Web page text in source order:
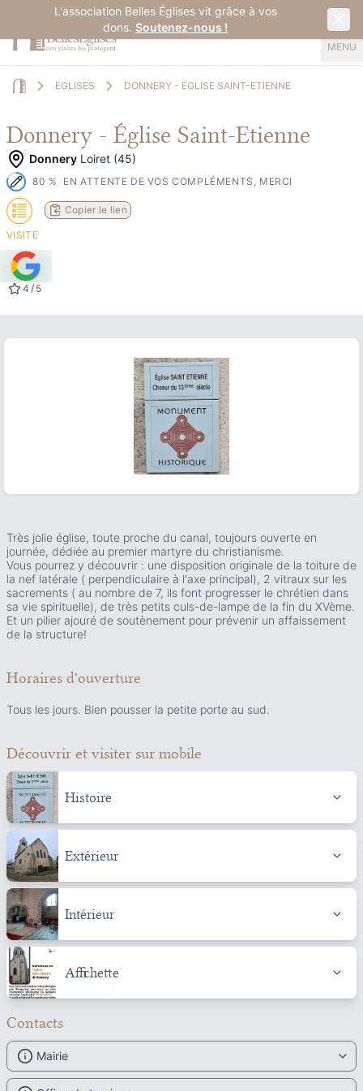
L'association Belles Églises vit grâce à vos
dons. Soutenez-nous !
MENU
EGLISES DONNERY - ÉGLISE SAINT-ETIENNE
Donnery - Église Saint-Etienne
Donnery Loiret (45)
80 % EN ATTENTE DE VOS COMPLÉMENTS, MERCI
VISITE
Copier le lien
4 / 5
Très jolie église, toute proche du canal, toujours ouverte en
journée, dédiée au premier martyre du christianisme.
Vous pourrez y découvrir : une disposition originale de la toiture de
la nef latérale ( perpendiculaire à l'axe principal), 2 vitraux sur les
sacrements ( au nombre de 7, ils font progresser le chrétien dans
sa vie spirituelle), de très petits culs-de-lampe de la fin du XVème.
Et un pilier ajouré de soutènement pour prévenir un affaissement
de la structure!
Horaires d'ouverture
Tous les jours. Bien pousser la petite porte au sud.
Découvrir et visiter sur mobile
Histoire
Extérieur
Intérieur
Affichette
Contacts
Mairie